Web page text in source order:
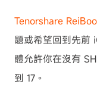
Tenorshare
題或希望回到先前
體允許你在沒有
到 17。